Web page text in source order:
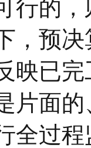
行的
，预
映已
片面
全过